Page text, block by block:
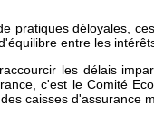
pratiques déloyales,
entre les
les délais
c'est le Comité
caisses d'assurance